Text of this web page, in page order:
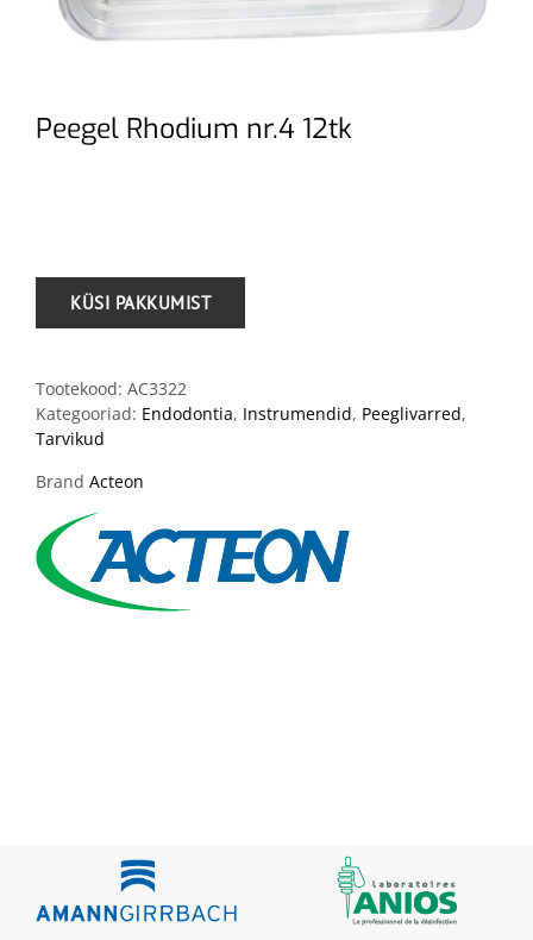
Peegel Rhodium nr.4 12tk
Tootekood: AC3322
Kategooriad: Endodontia, Instrumendid, Peeglivarred,
Tarvikud
Brand Acteon